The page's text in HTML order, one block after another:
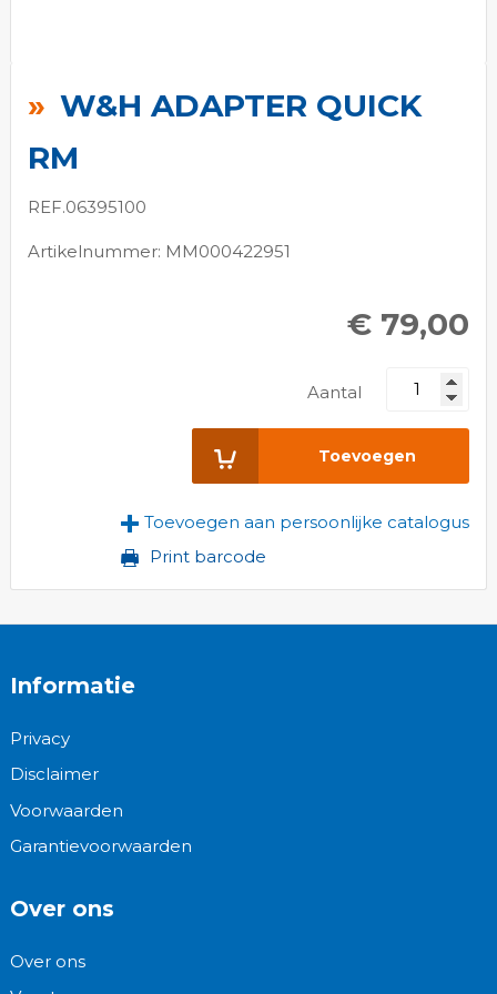
W&H ADAPTER QUICK
RM
REF.06395100
Artikelnummer: MM000422951
€ 79,00
Aantal
Toevoegen
Toevoegen aan persoonlijke catalogus
Print barcode
het
begin
van
de
gallerij
Informatie
Privacy
Disclaimer
Voorwaarden
Garantievoorwaarden
Over ons
Over ons